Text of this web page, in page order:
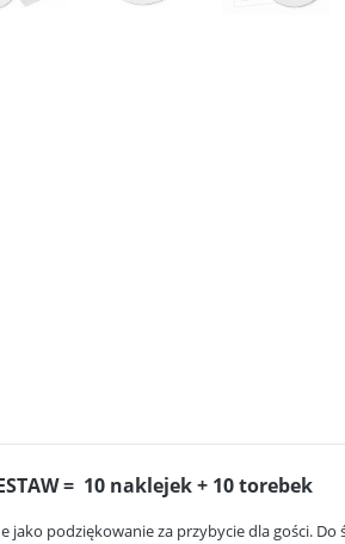
= 10 naklejek + 10 torebek
jako podziękowanie za przybycie dla gości.